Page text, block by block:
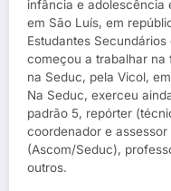
infância e adolescência
em São Luís, em
Estudantes
começou a trabalhar
na Seduc, pela Vicol,
Na Seduc, exerceu
padrão 5, repórter
coordenador e
(Ascom/Seduc),
outros.